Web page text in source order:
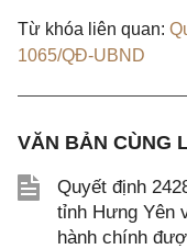
Từ khóa liên quan:
1065/QĐ-UBND
VĂN BẢN CÙNG
Quyết định
tỉnh Hưng Yên
hành chính